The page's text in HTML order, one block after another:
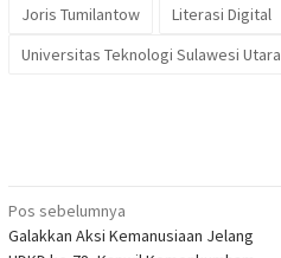
Joris Tumilantow
Literasi Digital
Universitas Teknologi Sulawesi Utara
Navigasi
pos
Pos sebelumnya
Galakkan Aksi Kemanusiaan Jelang